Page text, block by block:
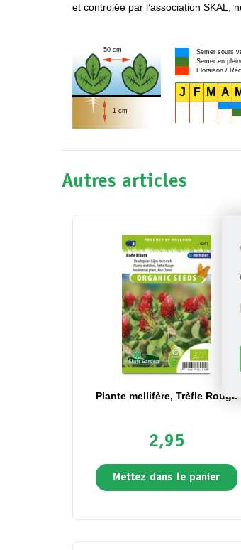
et controlée par l’association SKAL,
1 cm
50 cm
Semer sours
Semer en
Floraison /
J F M A
Autres articles
Plante mellifère, Trèfle Rouge
2,95
Mettez dans le panier